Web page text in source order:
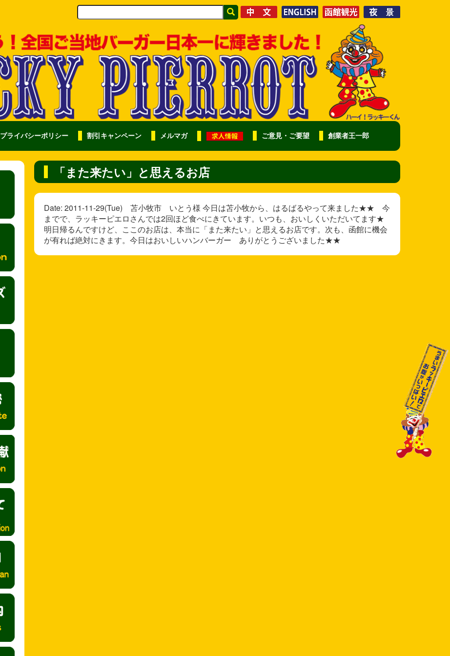
プライバシーポリシー 割引キャンペーン メルマガ ご意見・ご要望 創業者王一郎
「また来たい」と思えるお店
Date: 2011-11-29(Tue) 苫小牧市 いとう様 今日は苫小牧から、はるばるやって来ました★★ 今
までで、ラッキーピエロさんでは2回ほど食べにきています。いつも、おいしくいただいてます★
明日帰るんですけど、ここのお店は、本当に「また来たい」と思えるお店です。次も、函館に機会
が有れば絶対にきます。今日はおいしいハンバーガー ありがとうございました★★